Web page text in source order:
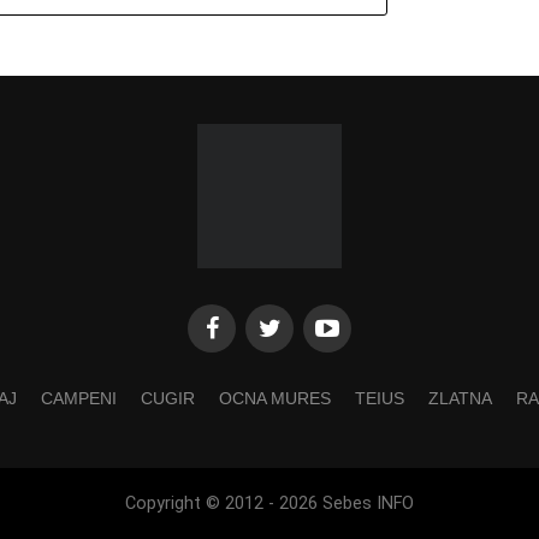
CAMPENI CUGIR OCNA MURES TEIUS ZLATNA
Copyright © 2012 - 2026 Sebes INFO